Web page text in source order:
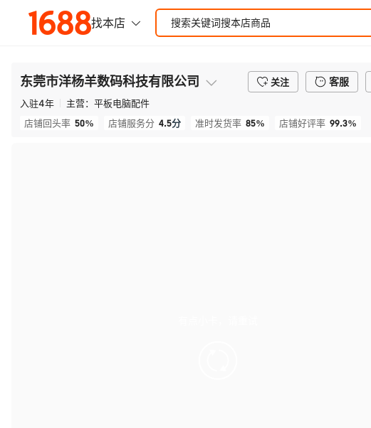
东莞市洋杨羊数码科技有限公司 关注 客服
入驻4年 主营： 平板电脑配件
店铺回头率 50% 店铺服务分 4.5分 准时发货率 85% 店铺好评率 99.3%